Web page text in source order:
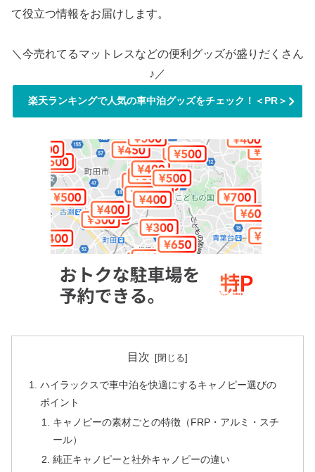
て役立つ情報をお届けします。
＼今売れてるマットレスなどの便利グッズが盛りだくさん
♪／
楽天ランキングで人気の車中泊グッズをチェック！＜PR＞
目次
ハイラックスで車中泊を快適にするキャノピー選びの
ポイント
キャノピーの素材ごとの特徴（FRP・アルミ・スチ
ール）
純正キャノピーと社外キャノピーの違い